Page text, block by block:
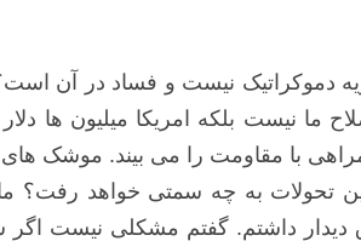
دموکراتیک نیست و فساد در آن
ما نیست بلکه امریکا میلیون ها
همراهی با مقاومت را می بیند. موشک
به چه سمتی خواهد رفت؟ ما
تحلیل کنیم. در همین ماه 5 میلادی، با موسی ابومرزوق دیدار